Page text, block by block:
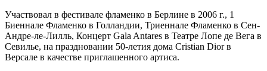
Участвовал в фестивале фламенко в Берлине в 2006 г., 1
Биеннале Фламенко в Голландии, Триеннале Фламенко в Сен-
Андре-ле-Лилль, Концерт Gala Antares в Театре Лопе де Вега в
Севилье, на праздновании 50-летия дома Cristian Dior в
Версале в качестве приглашенного артиса.